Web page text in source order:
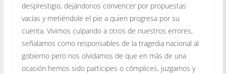
desprestigio, dejándonos convencer por propuestas
vacías y metiéndole el pie a quien progresa por su
cuenta. Vivimos culpando a otros de nuestros errores,
señalamos como responsables de la tragedia nacional al
gobierno pero nos olvidamos de que en más de una
ocasión hemos sido partícipes o cómplices, juzgamos y